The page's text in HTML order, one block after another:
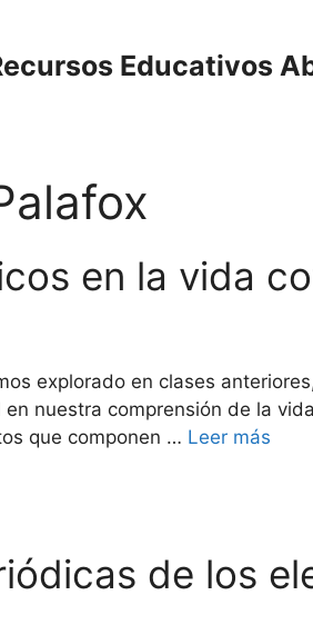
Educativos
en la vida
explorado en clases
nuestra comprensión de la
que componen … Leer más
de los